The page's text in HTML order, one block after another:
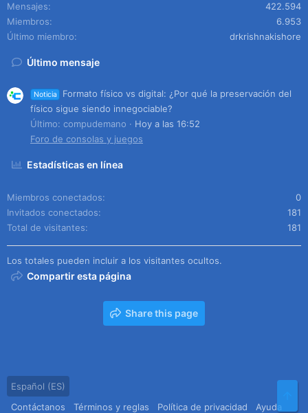
Mensajes
422.594
Miembros
6.953
Último miembro
drkrishnakishore
Último mensaje
Noticia
Formato físico vs digital: ¿Por qué la preservación del
físico sigue siendo innegociable?
Último: compudemano
Hoy a las 16:52
Foro de consolas y juegos
Estadísticas en línea
Miembros conectados
0
Invitados conectados
181
Total de visitantes
181
Los totales pueden incluir a los visitantes ocultos.
Compartir esta página
Share this page
Español (ES)
Contáctanos
Términos y reglas Política de privacidad Ayuda